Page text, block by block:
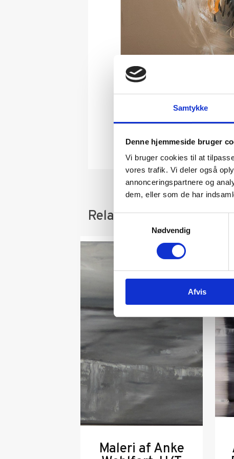
Samtykke
Denne hjemmeside bruger
Vi bruger cookies til at
vores trafik. Vi deler også
annonceringspartnere og
dem, eller som de har
Nødvendig
Afvis
Relaterede varer
Maleri af Anke